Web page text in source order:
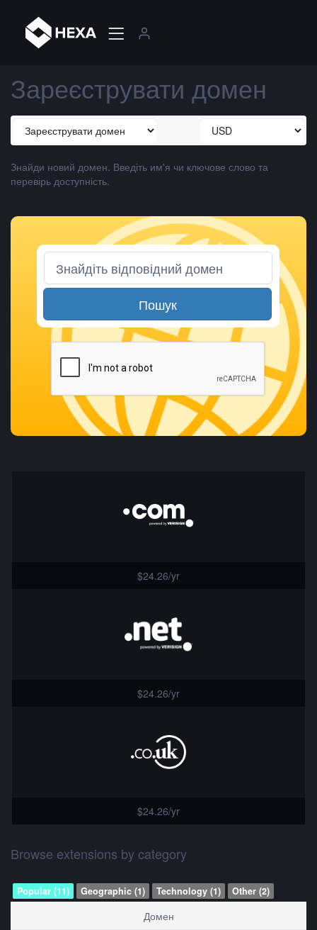
Зареєструвати домен
Знайди новий домен. Введіть им'я чи ключове слово та
перевірь доступність.
Пошук
$24.26/yr
$24.26/yr
$24.26/yr
Browse extensions by category
Popular (11) Geographic (1) Technology (1) Other (2)
Домен